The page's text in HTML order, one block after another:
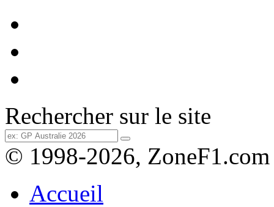
Rechercher sur le site
© 1998-2026, ZoneF1.com
Accueil